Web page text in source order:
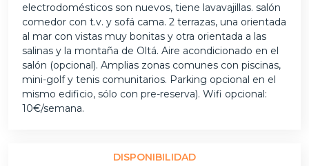
electrodomésticos son nuevos, tiene lavavajillas. salón
comedor con t.v. y sofá cama. 2 terrazas, una orientada
al mar con vistas muy bonitas y otra orientada a las
salinas y la montaña de Oltá. Aire acondicionado en el
salón (opcional). Amplias zonas comunes con piscinas,
mini-golf y tenis comunitarios. Parking opcional en el
mismo edificio, sólo con pre-reserva). Wifi opcional:
10€/semana.
DISPONIBILIDAD